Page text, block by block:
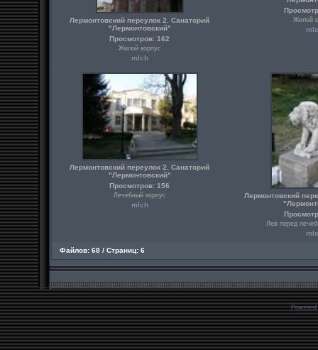
Лермонтовский переулок 2. Санаторий
"Лермонтовский"
Просмотров: 162
Жилой корпус
mlch
Жилой
Лермонтовский переулок 2. Санаторий
"Лермонтовский"
Просмотров: 156
Лечебный корпус
mlch
Лермонтовский
Лев перед
Файлов: 68 / Страниц: 6